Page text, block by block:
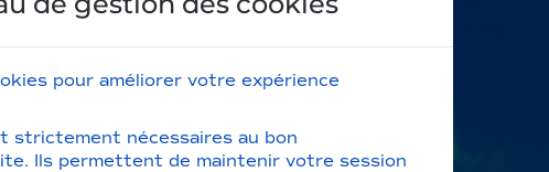
pour améliorer votre expérience
strictement nécessaires au bon
Ils permettent de maintenir votre session